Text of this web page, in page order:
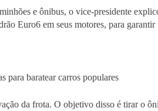
e ônibus, o vice-presidente
Euro6 em seus motores, para
baratear carros populares
da frota. O objetivo disso é tirar o